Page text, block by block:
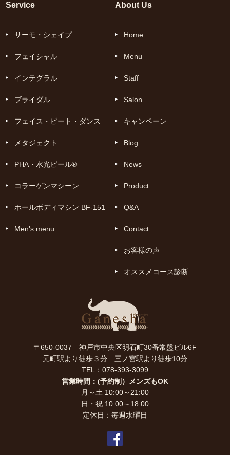
Service
サーモ・シェイプ
フェイシャル
インテグラル
ブライダル
フェイス・ビート・ダンス
メタジェクト
PHA・水光ピール®
コラーゲンマシーン
ホールボディマシン BF-151
Men's menu
About Us
Home
Menu
Staff
Salon
キャンペーン
Blog
News
Product
Q&A
Contact
お客様の声
オススメコース診断
〒650-0037 神戸市中央区明石町30番常盤ビル6F
元町駅より徒歩３分 三ノ宮駅より徒歩10分
TEL：078-393-3099
営業時間：(予約制）メンズもOK
月～土 10:00～21:00
日・祝 10:00～18:00
定休日：毎週水曜日